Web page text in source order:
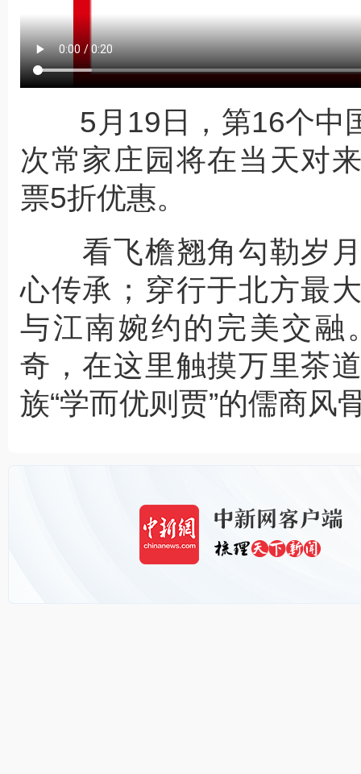
5月19日，第16个中
次常家庄园将在当天对
票5折优惠。
看飞檐翘角勾勒岁月
心传承；穿行于北方最
与江南婉约的完美交融
奇，在这里触摸万里茶
族“学而优则贾”的儒商风